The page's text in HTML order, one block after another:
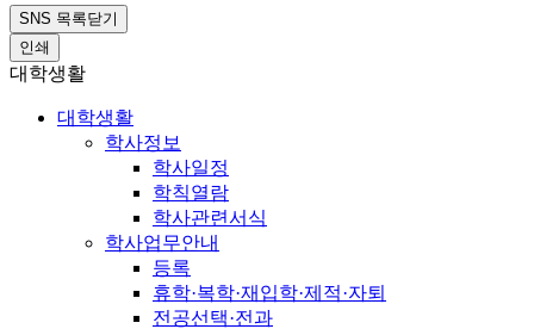
SNS 목록닫기
인쇄
대학생활
대학생활
학사정보
학사일정
학칙열람
학사관련서식
학사업무안내
등록
휴학·복학·재입학·제적·자퇴
전공선택·전과